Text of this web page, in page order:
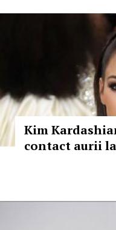
Kim
contact aurii